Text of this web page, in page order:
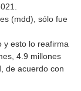
(mdd), sólo fue
y esto lo reafirma
4.9 millones
de acuerdo con